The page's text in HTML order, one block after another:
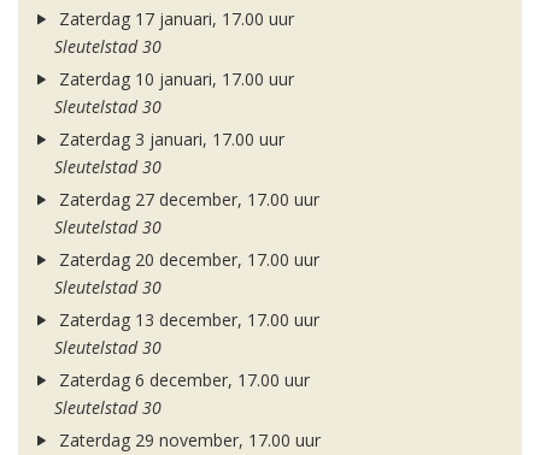
Zaterdag 17 januari, 17.00 uur
Sleutelstad 30
Zaterdag 10 januari, 17.00 uur
Sleutelstad 30
Zaterdag 3 januari, 17.00 uur
Sleutelstad 30
Zaterdag 27 december, 17.00 uur
Sleutelstad 30
Zaterdag 20 december, 17.00 uur
Sleutelstad 30
Zaterdag 13 december, 17.00 uur
Sleutelstad 30
Zaterdag 6 december, 17.00 uur
Sleutelstad 30
Zaterdag 29 november, 17.00 uur